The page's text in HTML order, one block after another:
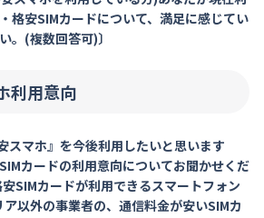
格安SIMカードについて、満足に感じてい
。(複数回答可)〕
利用意向
スマホ』を今後利用したいと思います
カードの利用意向についてお聞かせくだ
SIMカードが利用できるスマートフォン
以外の事業者の、通信料金が安いSIMカ